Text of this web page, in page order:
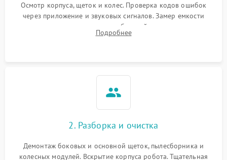
Осмотр корпуса, щеток и колес. Проверка кодов ошибок
через приложение и звуковых сигналов. Замер емкости
аккумулятора и тестирование базовой станции зарядки.
Оценка работы лидара, бампера и датчиков падения для
Подробнее
2. Разборка и очистка
Демонтаж боковых и основной щеток, пылесборника и
колесных модулей. Вскрытие корпуса робота. Тщательная